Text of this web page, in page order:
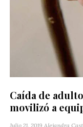
Caída de
movilizó a
Julio 21, 2019 Alejandra